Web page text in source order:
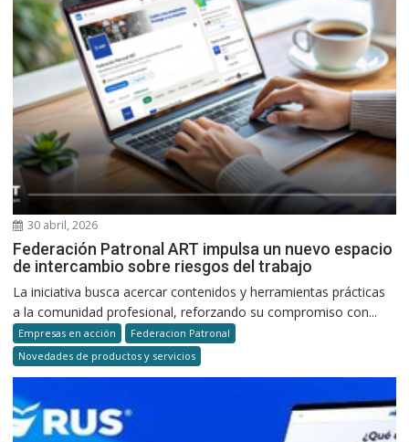
30 abril, 2026
Federación Patronal ART impulsa un nuevo espacio
de intercambio sobre riesgos del trabajo
La iniciativa busca acercar contenidos y herramientas prácticas
a la comunidad profesional, reforzando su compromiso con...
Empresas en acción
Federacion Patronal
Novedades de productos y servicios